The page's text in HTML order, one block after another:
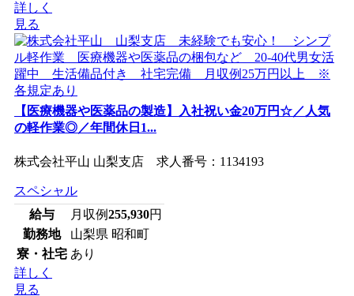
詳しく
見る
【医療機器や医薬品の製造】入社祝い金20万円☆／人気
の軽作業◎／年間休日1...
株式会社平山 山梨支店 求人番号：1134193
スペシャル
給与
月収例255,930円
勤務地
山梨県 昭和町
寮・社宅 あり
詳しく
見る